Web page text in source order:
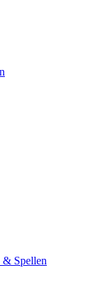
Spellen